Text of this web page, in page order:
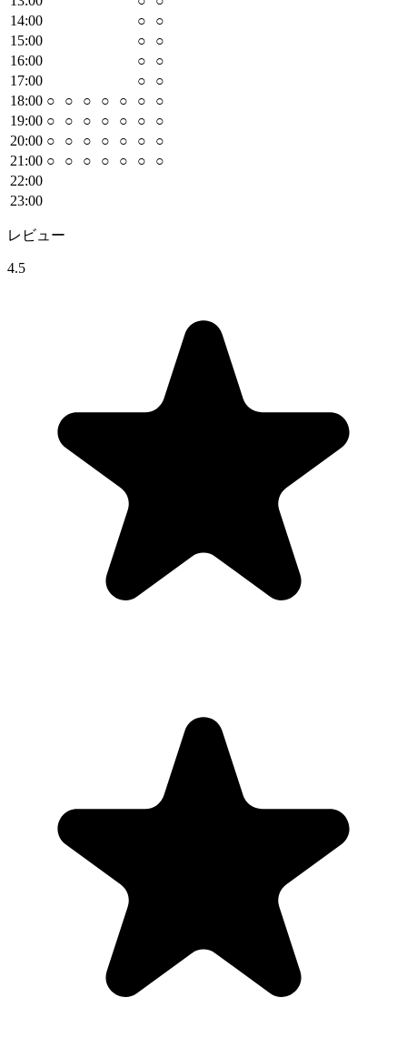
14:00 ○
○
15:00 ○
○
16:00 ○
○
17:00 ○
○
18:00 ○ ○ ○ ○ ○ ○
○
19:00 ○ ○ ○ ○ ○ ○
○
20:00 ○ ○ ○ ○ ○ ○
○
21 :00 ○ ○ ○ ○ ○ ○
○
22:00
23:00
レビュー
4.5